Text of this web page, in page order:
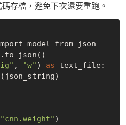
存檔，避免下次還要重跑。
model_from_json
, "w" ) as text_file:
(json_string)
"cnn.weight"